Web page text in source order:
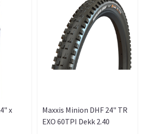
x
Maxxis Minion DHF 24" TR
EXO 60TPI Dekk 2.40